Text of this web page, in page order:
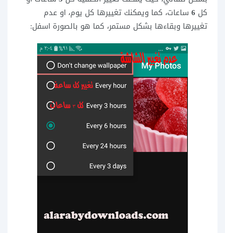
كل 6 ساعات، كما ويمكنك تغييرها كل يوم، او عدم
تغييرها وبقاءها بشكل مستمر، كما هو بالصورة اسفل: